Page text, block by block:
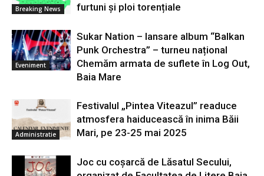
Breaking News
furtuni și ploi torențiale
Eveniment
Sukar Nation – lansare album “Balkan
Punk Orchestra” – turneu național
Chemăm armata de suflete în Log Out,
Baia Mare
Administratie
Festivalul „Pintea Viteazul” readuce
atmosfera haiducească în inima Băii
Mari, pe 23-25 mai 2025
Joc cu coșarcă de Lăsatul Secului,